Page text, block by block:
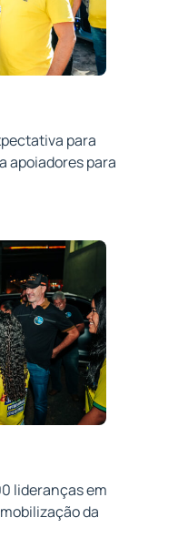
para
apoiadores para
lideranças em
da